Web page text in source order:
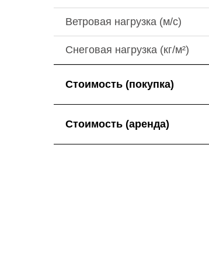
Ветровая нагрузка (м/с)
Снеговая нагрузка (кг/м²)
Стоимость (покупка)
Стоимость (аренда)